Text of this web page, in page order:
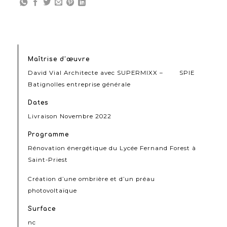
Maîtrise d’œuvre
David Vial Architecte avec SUPERMIXX – SPIE
Batignolles entreprise générale
Dates
Livraison Novembre 2022
Programme
Rénovation énergétique du Lycée Fernand Forest à
Saint-Priest
Création d’une ombrière et d’un préau
photovoltaïque
Surface
nc